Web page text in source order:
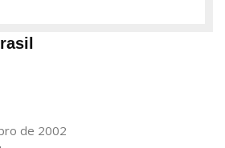
de 2002